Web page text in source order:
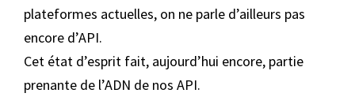
plateformes actuelles, on ne parle d’ailleurs pas
encore d’API.
Cet état d’esprit fait, aujourd’hui encore, partie
prenante de l’ADN de nos API.